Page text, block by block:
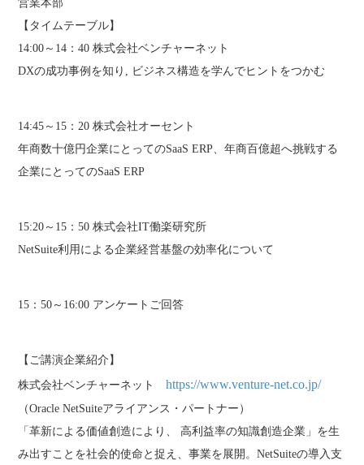
営業本部
【タイムテーブル】
14:00～14：40 株式会社ベンチャーネット
DXの成功事例を知り, ビジネス構造を学んでヒントをつかむ
14:45～15：20 株式会社オーセント
年商数十億円企業にとってのSaaS ERP、年商百億超へ挑戦する
企業にとってのSaaS ERP
15:20～15：50 株式会社IT働楽研究所
NetSuite利用による企業経営基盤の効率化について
15：50～16:00 アンケートご回答
【ご講演企業紹介】
株式会社ベンチャーネット https://www.venture-net.co.jp/
（Oracle NetSuiteアライアンス・パートナー）
「革新による価値創造により、 高利益率の知識創造企業」を生
み出すことを社会的使命と捉え、事業を展開。NetSuiteの導入支